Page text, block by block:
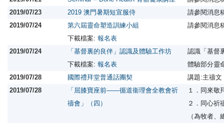
2019/07/23
2019 澳門暑期短宣服侍
請參閱消息
2019/07/24
第六屆靈命塑造訓練小組
下載檔案: 報名表
請參閱消息
2019/07/24
「基督裏的良伴」認識及體驗工作坊
下載檔案: 報名表
認識「基督
體驗部分靈
2019/07/28
國際禮拜堂普通話團契
講題:主禱文
2019/07/28
「屈膝寶座前——循道衞理會全教會祈
禱會」（四）
１．同來敬
２．同心祈
（為牧者